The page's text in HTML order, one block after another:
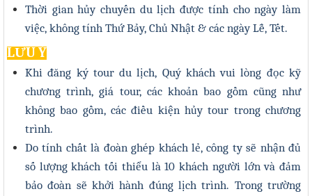
Thời gian hủy chuyến du lịch được tính cho ngày làm
việc, không tính Thứ Bảy, Chủ Nhật & các ngày Lễ, Tết.
LƯU Ý
Khi đăng ký tour du lịch, Quý khách vui lòng đọc kỹ
chương trình, giá tour, các khoản bao gồm cũng như
không bao gồm, các điều kiện hủy tour trong chương
trình.
Do tính chất là đoàn ghép khách lẻ, công ty sẽ nhận đủ
số lượng khách tối thiểu là 10 khách người lớn và đảm
bảo đoàn sẽ khởi hành đúng lịch trình. Trong trường